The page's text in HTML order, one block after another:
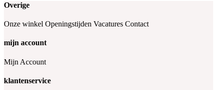
Overige
Onze winkel Openingstijden Vacatures Contact
mijn account
Mijn Account
klantenservice